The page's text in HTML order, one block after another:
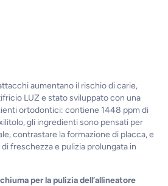
aumentano il rischio di carie,
LUZ e stato sviluppato con una
ortodontici: contiene 1448 ppm di
gli ingredienti sono pensati per
contrastare la formazione di placca, e
freschezza e pulizia prolungata in
per la pulizia dell’allineatore